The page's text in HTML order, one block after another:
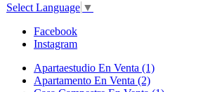
Select Language ▼
Facebook
Instagram
Apartaestudio En Venta (1)
Apartamento En Venta (2)